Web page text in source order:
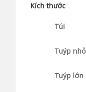
Kích thước
Túi
Tuýp nhỏ
Tuýp lớn